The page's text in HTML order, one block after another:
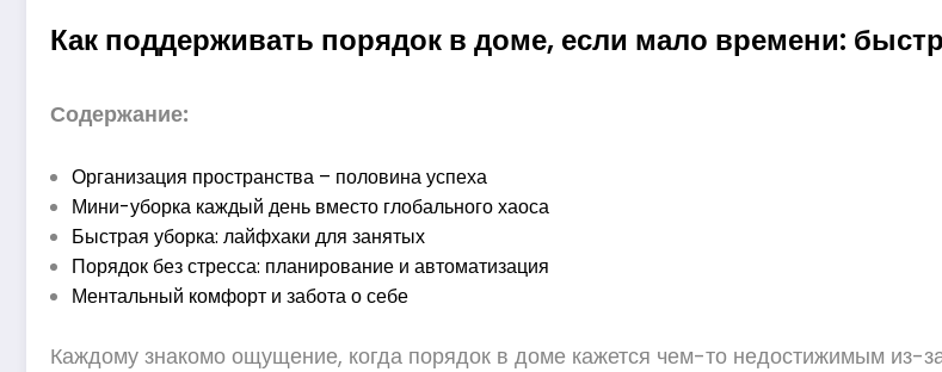
Как поддерживать порядок в доме, если мало времени:
Содержание:
Организация пространства – половина успеха
Мини-уборка каждый день вместо глобального хаоса
Быстрая уборка: лайфхаки для занятых
Порядок без стресса: планирование и автоматизация
Ментальный комфорт и забота о себе
Каждому знакомо ощущение, когда порядок в доме кажется чем-то недостижимым из-